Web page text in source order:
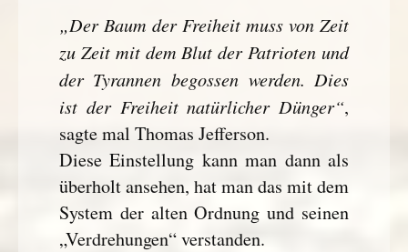
„Der Baum der Freiheit muss von Zeit
zu Zeit mit dem Blut der Patrioten und
der Tyrannen begossen werden. Dies
ist der Freiheit natürlicher Dünger“,
sagte mal Thomas Jefferson.
Diese Einstellung kann man dann als
überholt ansehen, hat man das mit dem
System der alten Ordnung und seinen
„Verdrehungen“ verstanden.